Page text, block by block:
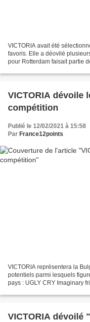
VICTORIA avait été
favoris. Elle a déovilé
pour Rotterdam faisait partie
VICTORIA dévoile
compétition
Publié le 12/02/2021 à 15:58
Par France12points
VICTORIA représentera la
potentiels parmi lesquels
pays : UGLY CRY Imaginary
VICTORIA dévoilé